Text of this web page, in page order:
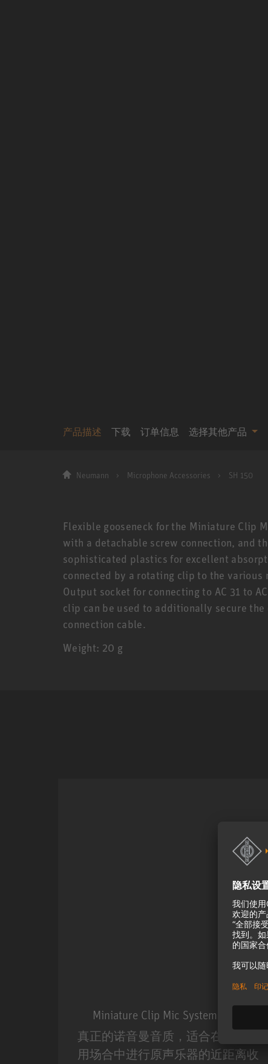
产品描述 下载 订单信息 选择其他产品
Neumann Microphone Accessories SH 150
Flexible gooseneck for the Miniature Clip
with a detachable screw connection, and
sophisticated plastics for excellent
connected by a rotating clip to the various
Output socket for connecting to AC 31 to
clip can be used to additionally secure
connection cable.
Weight: 20 g
Miniature Clip Mic System MCM
真正的诺音曼音质，适合在现场应
用场合中进行原声乐器的近距离收